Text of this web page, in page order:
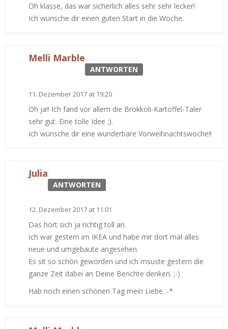
Oh klasse, das war sicherlich alles sehr sehr lecker!
Ich wünsche dir einen guten Start in die Woche.
Melli Marble
ANTWORTEN
11. Dezember 2017 at 19:20
Oh ja!! Ich fand vor allem die Brokkoli-Kartoffel-Taler
sehr gut. Eine tolle Idee ;).
Ich wünsche dir eine wunderbare Vorweihnachtswoche!!
Julia
ANTWORTEN
12. Dezember 2017 at 11:01
Das hört sich ja richtig toll an.
Ich war gestern im IKEA und habe mir dort mal alles
neue und umgebaute angesehen.
Es sit so schön geworden und ich msuste gestern die
ganze Zeit dabei an Deine Berichte denken. ;-)
Hab noch einen schönen Tag mein Liebe :-*